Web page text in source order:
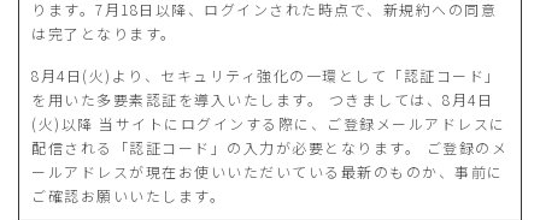
ります。7月18日以降、ログインされた時点で、新規約への同意
は完了となります。
8月4日(火)より、セキュリティ強化の一環として「認証コード」
を用いた多要素認証を導入いたします。 つきましては、8月4日
(火)以降 当サイトにログインする際に、ご登録メールアドレスに
配信される「認証コード」の入力が必要となります。 ご登録のメ
ールアドレスが現在お使いいただいている最新のものか、事前に
ご確認お願いいたします。